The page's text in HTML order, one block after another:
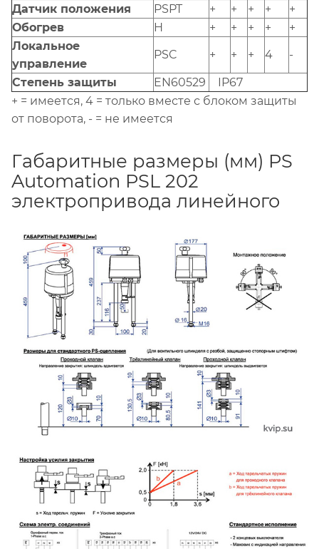
Датчик положения
PSPT + + + +
+
Обогрев
H + + + +
+
Локальное
управление
PSC + + + 4 -
Степень защиты EN60529
IP67
+ = имеется, 4 = только вместе с блоком защиты
от поворота, - = не имеется
Габаритные размеры (мм) PS
Automation PSL 202
электропривода линейного